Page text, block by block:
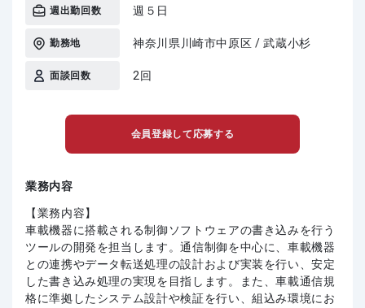
週出勤回数 週５日
勤務地 神奈川県川崎市中原区 / 武蔵小杉
面談回数 2回
会員登録して応募する
業務内容
【業務内容】
車載機器に搭載される制御ソフトウェアの書き込みを行う
ツールの開発を担当します。通信制御を中心に、車載機器
との連携やデータ転送処理の設計および実装を行い、安定
した書き込み処理の実現を目指します。また、車載通信規
格に準拠したシステム設計や検証を行い、組込み環境にお